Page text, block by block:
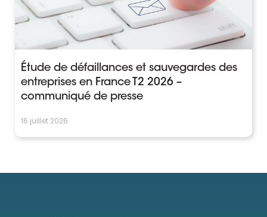
Étude de défaillances et sauvegardes des
entreprises en France T2 2026 –
communiqué de presse
16 juillet 2026